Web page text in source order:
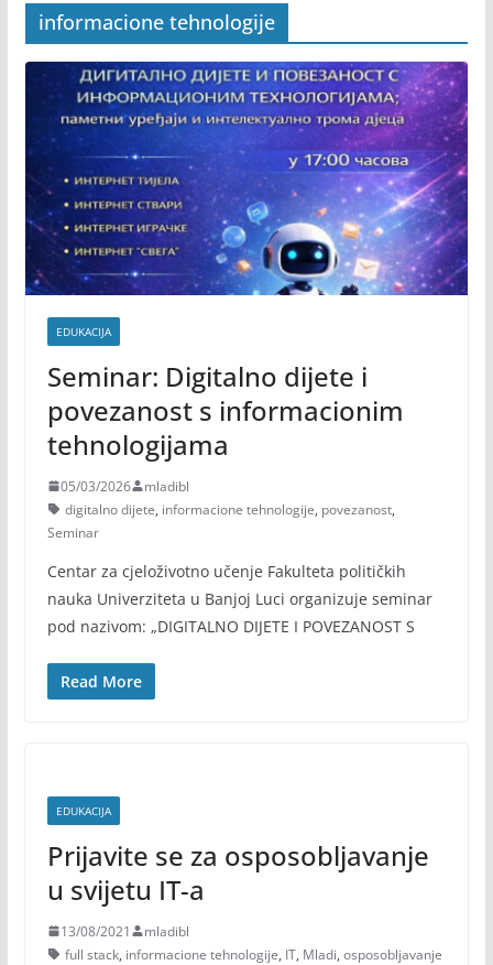
informacione tehnologije
EDUKACIJA
Seminar: Digitalno dijete i
povezanost s informacionim
tehnologijama
05/03/2026
mladibl
digitalno dijete, informacione tehnologije, povezanost,
Seminar
Centar za cjeloživotno učenje Fakulteta političkih
nauka Univerziteta u Banjoj Luci organizuje seminar
pod nazivom: „DIGITALNO DIJETE I POVEZANOST S
Read More
EDUKACIJA
Prijavite se za osposobljavanje
u svijetu IT-a
13/08/2021
mladibl
full stack, informacione tehnologije, IT, Mladi, osposobljavanje